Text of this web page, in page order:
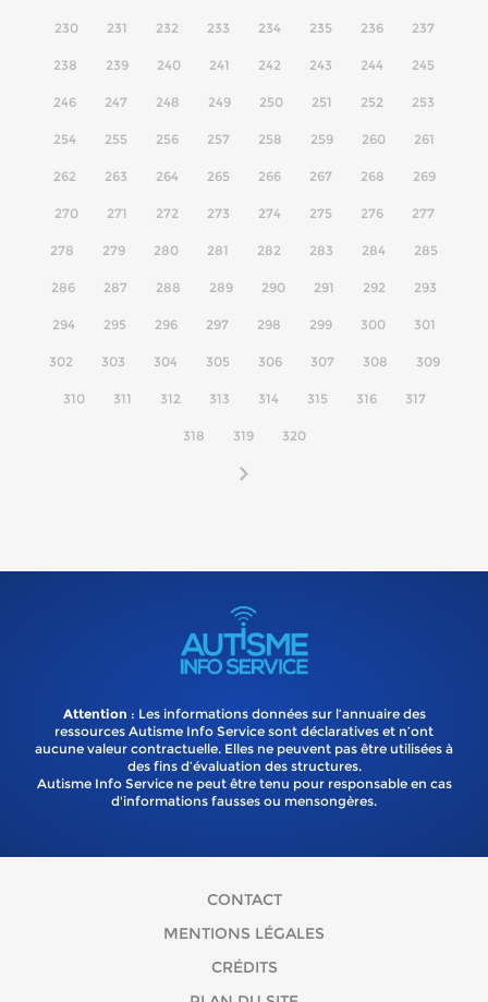
230 231 232 233 234 235 236 237
238 239 240 241 242 243 244 245
246 247 248 249 250 251 252 253
254 255 256 257 258 259 260 261
262 263 264 265 266 267 268 269
270 271 272 273 274 275 276 277
278 279 280 281 282 283 284 285
286 287 288 289 290 291 292 293
294 295 296 297 298 299 300 301
302 303 304 305 306 307 308 309
310 311 312 313 314 315 316 317
318 319 320
Attention : Les informations données sur l’annuaire des
ressources Autisme Info Service sont déclaratives et n’ont
aucune valeur contractuelle. Elles ne peuvent pas être utilisées à
des fins d’évaluation des structures.
Autisme Info Service ne peut être tenu pour responsable en cas
d'informations fausses ou mensongères.
CONTACT
MENTIONS LÉGALES
CRÉDITS